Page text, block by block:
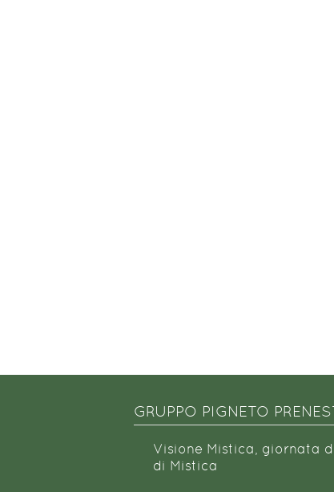
GRUPPO PIGNETO
Visione Mistica, giornata
di Mistica